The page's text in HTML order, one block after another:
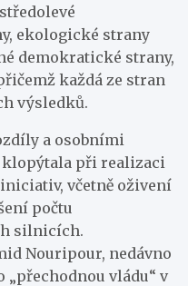
ekologické strany
demokratické strany,
každá ze stran
výsledků.
a osobními
při realizaci
včetně oživení
počtu
silnicích.
Nouripour, nedávno
vládu“ v